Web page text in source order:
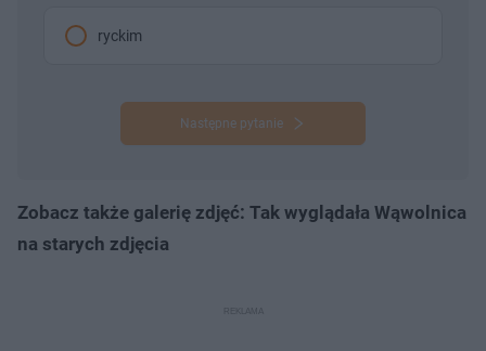
ryckim
Następne pytanie
Zobacz także galerię zdjęć: Tak wyglądała Wąwolnica
na starych zdjęcia